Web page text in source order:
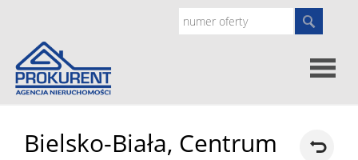
Bielsko-Biała, Centrum